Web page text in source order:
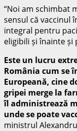
“Noi am schimbat
sensul că vaccinul
integral pentru
eligibili și înainte
Este un lucru
România cum se
Europeană, cine
gripei merge la
îl administrează
unde se poate
ministrul